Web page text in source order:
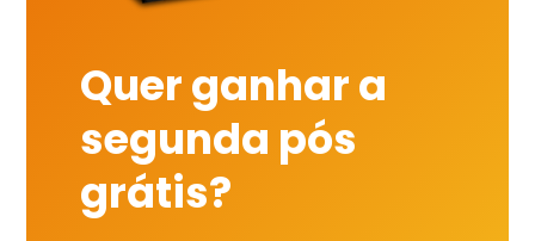
Quer ganhar a
segunda pós
grátis?